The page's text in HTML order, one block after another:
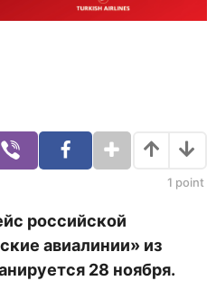
1 point
российской
авиалинии» из
28 ноября.